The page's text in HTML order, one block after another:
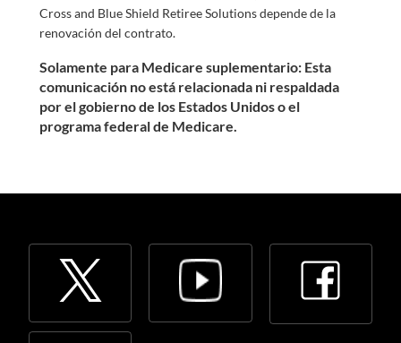
Cross and Blue Shield Retiree Solutions depende de la
renovación del contrato.
Solamente para Medicare suplementario: Esta
comunicación no está relacionada ni respaldada
por el gobierno de los Estados Unidos o el
programa federal de Medicare.